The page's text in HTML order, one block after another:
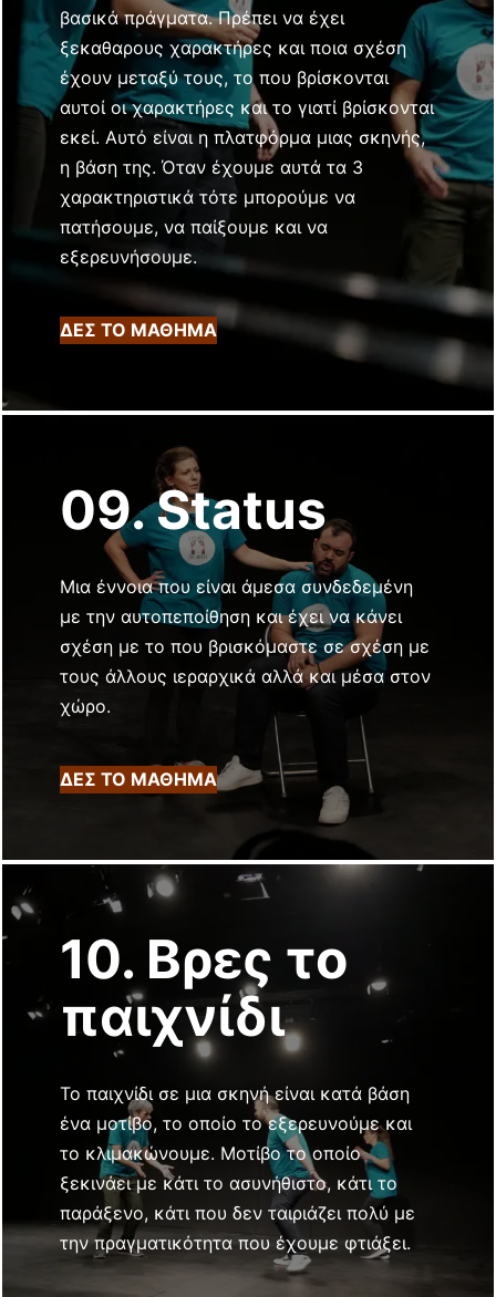
βασικά πράγματα. Πρέπει να έχει
ξεκαθαρους χαρακτήρες και ποια σχέση
έχουν μεταξύ τους, το που βρίσκονται
αυτοί οι χαρακτήρες και το γιατί βρίσκονται
εκεί. Αυτό είναι η πλατφόρμα μιας σκηνής,
η βάση της. Όταν έχουμε αυτά τα 3
χαρακτηριστικά τότε μπορούμε να
πατήσουμε, να παίξουμε και να
εξερευνήσουμε.
ΔΕΣ ΤΟ ΜΑΘΗΜΑ
09. Status
Μια έννοια που είναι άμεσα συνδεδεμένη
με την αυτοπεποίθηση και έχει να κάνει
σχέση με το που βρισκόμαστε σε σχέση με
τους άλλους ιεραρχικά αλλά και μέσα στον
χώρο.
ΔΕΣ ΤΟ ΜΑΘΗΜΑ
10. Βρες το
παιχνίδι
Το παιχνίδι σε μια σκηνή είναι κατά βάση
ένα μοτίβο, το οποίο το εξερευνούμε και
το κλιμακώνουμε. Μοτίβο το οποίο
ξεκινάει με κάτι το ασυνήθιστο, κάτι το
παράξενο, κάτι που δεν ταιριάζει πολύ με
την πραγματικότητα που έχουμε φτιάξει.